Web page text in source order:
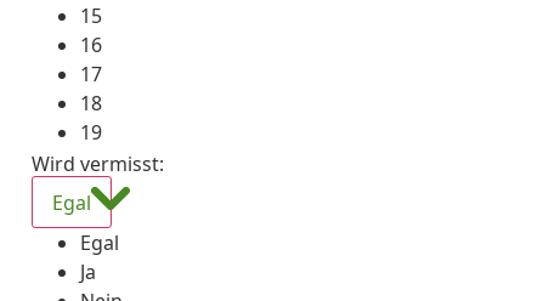
15
16
17
18
19
Wird vermisst:
Egal
Egal
Ja